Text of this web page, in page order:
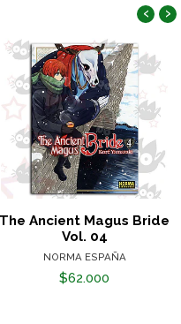
The Ancient Magus Bride
Vol. 04
NORMA ESPAÑA
$62.000
‹ ›